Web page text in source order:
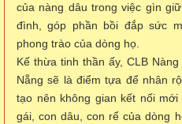
của nàng dâu trong việc gìn
đình, góp phần bồi đắp sức
phong trào của dòng họ.
Kế thừa tinh thần ấy, CLB
Nẵng sẽ là điểm tựa để nhân
tạo nên không gian kết nối
gái, con dâu, con rể của dòng